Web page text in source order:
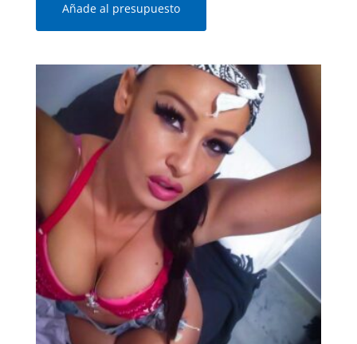
Añade al presupuesto